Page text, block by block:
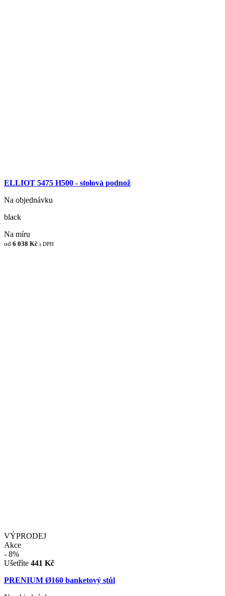
ELLIOT 5475 H500 - stolová podnož
Na objednávku
black
Na míru
od 6 038 Kč s DPH
VÝPRODEJ
Akce
- 8%
Ušetříte 441 Kč
PRENIUM Ø160 banketový stůl